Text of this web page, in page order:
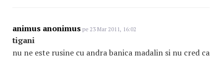
animus anonimus pe 23 Mar 2011, 16:02
tigani
nu ne este rusine cu andra banica madalin si nu cred ca